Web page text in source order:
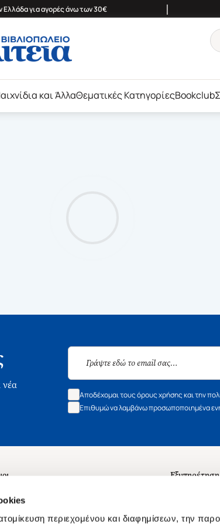
περιεχομένου και διαφημίσεων, την
για αγορές άνω των 30€ |
και ΆλλαΘεματικές ΚατηγορίεςBookclub
νέα
Αποδέχομαι τους όρους χρήσης και την
Επιθυμώ να λαμβάνω προσωποποιημένα